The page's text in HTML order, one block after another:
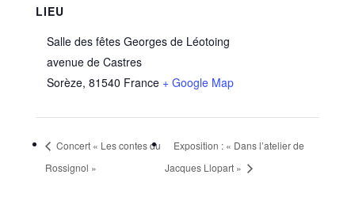
LIEU
Salle des fêtes Georges de Léotoing
avenue de Castres
Sorèze, 81540 France + Google Map
Concert « Les contes du
Rossignol »
Exposition : « Dans l’atelier de
Jacques Llopart »